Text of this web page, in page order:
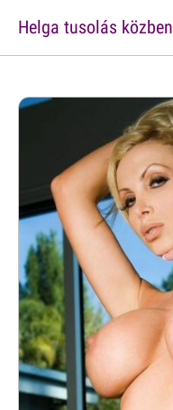
Helga tusolás közben